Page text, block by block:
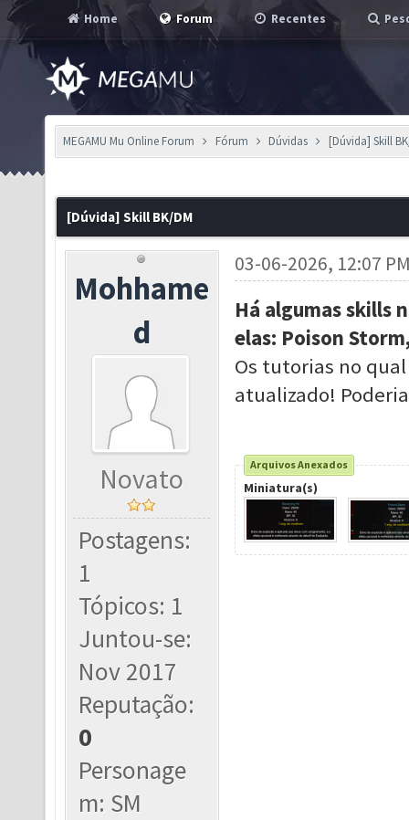
Home Forum Recentes
MEGAMU Mu Online Forum Fórum Dúvidas [Dúvida] Skill
[Dúvida] Skill BK/DM
Mohhame
d
Novato
Postagens:
1
Tópicos: 1
Juntou-se:
Nov 2017
Reputação:
0
Personage
m: SM
03-06-2026, 12:07
Há algumas skills
elas: Poison Storm
Os tutorias no
atualizado!
Arquivos Anexados
Miniatura(s)